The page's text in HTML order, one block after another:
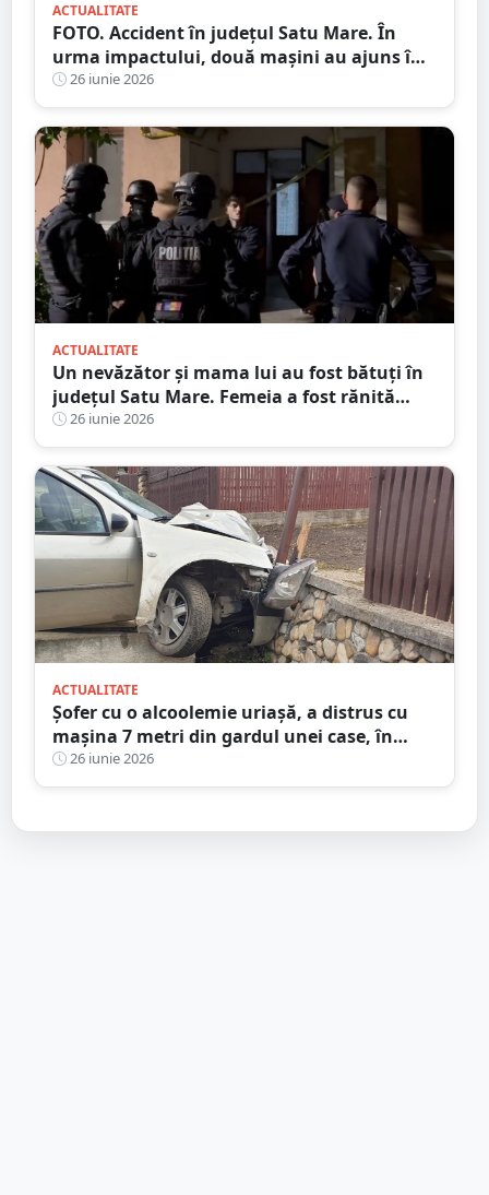
ACTUALITATE
FOTO. Accident în județul Satu Mare. În
urma impactului, două mașini au ajuns în
șanț26 iunie 2026
ACTUALITATE
Un nevăzător și mama lui au fost bătuți în
județul Satu Mare. Femeia a fost rănită
grav26 iunie 2026
ACTUALITATE
Șofer cu o alcoolemie uriașă, a distrus cu
mașina 7 metri din gardul unei case, în
județul Satu Mare
26 iunie 2026